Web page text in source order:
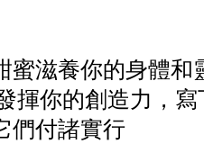
蜜滋養你的身體和
揮你的創造力，寫
們付諸實行